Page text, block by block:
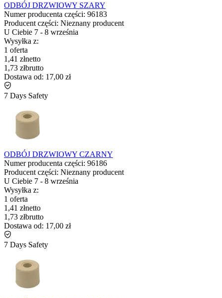
ODBÓJ DRZWIOWY SZARY
Numer producenta części: 96183
Producent części: Nieznany producent
U Ciebie 7 - 8 września
Wysyłka z:
1 oferta
1,41 złnetto
1,73 złbrutto
Dostawa od: 17,00 zł
7 Days Safety
ODBÓJ DRZWIOWY CZARNY
Numer producenta części: 96186
Producent części: Nieznany producent
U Ciebie 7 - 8 września
Wysyłka z:
1 oferta
1,41 złnetto
1,73 złbrutto
Dostawa od: 17,00 zł
7 Days Safety